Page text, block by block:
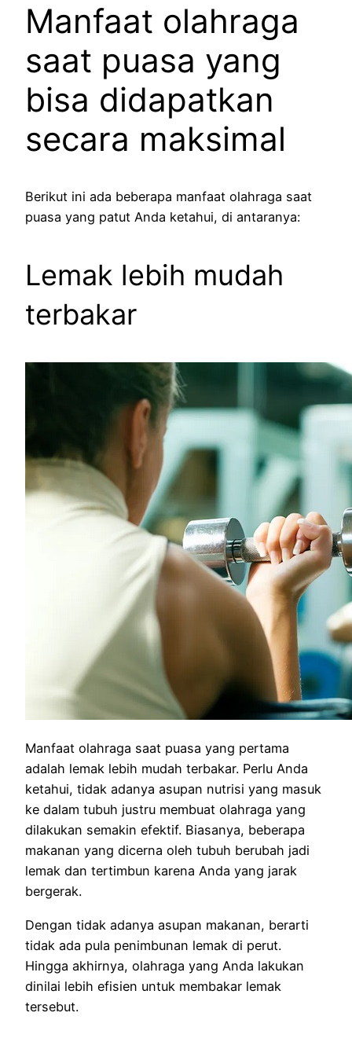
Manfaat olahraga
saat puasa yang
bisa didapatkan
secara maksimal
Berikut ini ada beberapa manfaat olahraga saat
puasa yang patut Anda ketahui, di antaranya:
Lemak lebih mudah
terbakar
Manfaat olahraga saat puasa yang pertama
adalah lemak lebih mudah terbakar. Perlu Anda
ketahui, tidak adanya asupan nutrisi yang masuk
ke dalam tubuh justru membuat olahraga yang
dilakukan semakin efektif. Biasanya, beberapa
makanan yang dicerna oleh tubuh berubah jadi
lemak dan tertimbun karena Anda yang jarak
bergerak.
Dengan tidak adanya asupan makanan, berarti
tidak ada pula penimbunan lemak di perut.
Hingga akhirnya, olahraga yang Anda lakukan
dinilai lebih efisien untuk membakar lemak
tersebut.